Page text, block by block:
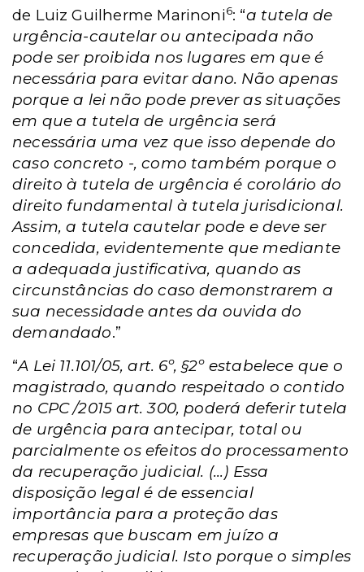
de Luiz Guilherme Marinoni6: “a tutela de
urgência-cautelar ou antecipada não
pode ser proibida nos lugares em que é
necessária para evitar dano. Não apenas
porque a lei não pode prever as situações
em que a tutela de urgência será
necessária uma vez que isso depende do
caso concreto -, como também porque o
direito à tutela de urgência é corolário do
direito fundamental à tutela jurisdicional.
Assim, a tutela cautelar pode e deve ser
concedida, evidentemente que mediante
a adequada justificativa, quando as
circunstâncias do caso demonstrarem a
sua necessidade antes da ouvida do
demandado.”
“A Lei 11.101/05, art. 6º, §2º estabelece que o
magistrado, quando respeitado o contido
no CPC /2015 art. 300, poderá deferir tutela
de urgência para antecipar, total ou
parcialmente os efeitos do processamento
da recuperação judicial. (...) Essa
disposição legal é de essencial
importância para a proteção das
empresas que buscam em juízo a
recuperação judicial. Isto porque o simples